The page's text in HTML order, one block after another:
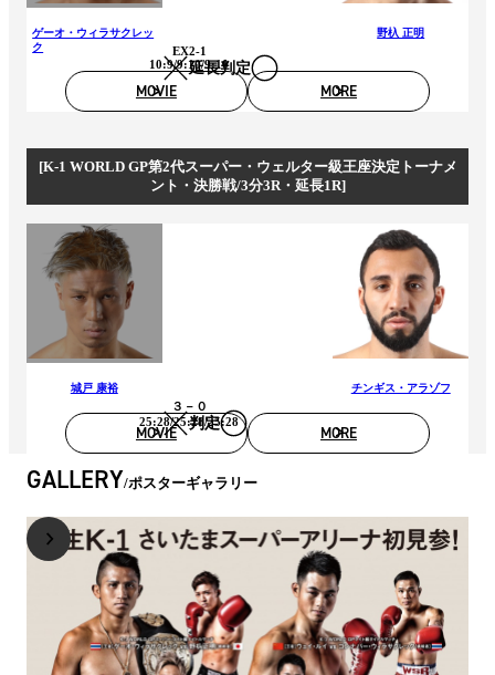
ゲーオ・ウィラサクレッ
ク
延長判定
EX2-1
10:9/9:10/9:10
野杁 正明
MOVIE MORE
[K-1 WORLD GP第2代スーパー・ウェルター級王座決定トーナメ
ント・決勝戦/3分3R・延長1R]
城戸 康裕
判定
３－０
25:28/25:28/25:28
チンギス・アラゾフ
MOVIE MORE
GALLERY ポスターギャラリー